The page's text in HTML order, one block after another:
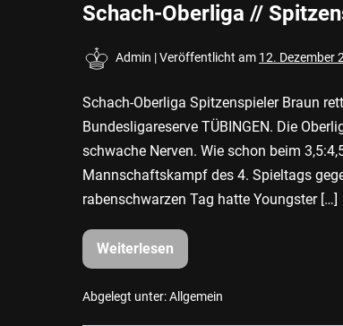
Schach-Oberliga //
Admin |Veröffentlicht am 12. Dezember
Schach-Oberliga Spitzenspieler Braun
Bundesligareserve TÜBINGEN. Die
schwache Nerven. Wie schon beim
Mannschaftskampf des 4. Spieltags
rabenschwarzen Tag hatte Youngster […]
Weiterlesen
Schach-
Oberliga
Spitzenspieler
Abgelegt unter:Allgemein